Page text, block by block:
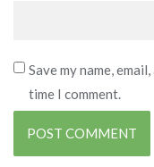
Save my name,
time I comment.